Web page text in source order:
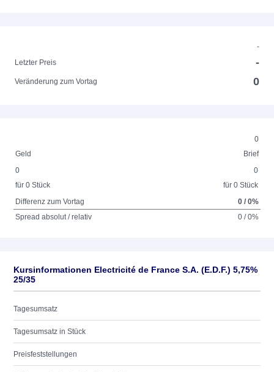
-
Letzter Preis
-
Veränderung zum Vortag 0
0
Geld
Brief
0
für 0 Stück
0
für 0 Stück
Differenz zum Vortag
0 / 0%
Spread absolut / relativ
0 / 0%
Kursinformationen Electricité de France S.A. (E.D.F.) 5,75%
25/35
Tagesumsatz
Tagesumsatz in Stück
Preisfeststellungen